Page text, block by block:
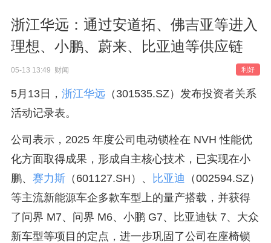
浙江华远：通过安道拓、佛吉亚等进入
理想、小鹏、蔚来、比亚迪等供应链
05-13 13:49 财闻 利好
5月13日， 浙江华远（301535.SZ）发布投资者关系
活动记录表。
公司表示，2025 年度公司电动锁栓在 NVH 性能优
化方面取得成果，形成自主核心技术，已实现在小
鹏、 赛力斯（601127.SH）、 比亚迪 （002594.SZ）
等主流新能源车企多款车型上的量产搭载，并获得
了问界 M7、问界 M6、小鹏 G7、比亚迪钛 7、大众
新车型等项目的定点，进一步巩固了公司在座椅锁